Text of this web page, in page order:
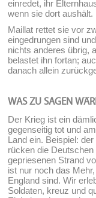
einredet, ihr
wenn sie dort aushält.
Maillat rettet sie vor
eingedrungen sind
nichts anderes übrig,
belastet ihn fortan;
danach allein
WAS ZU SAGEN
Der Krieg ist ein
gegenseitig tot und
Land ein. Beispiel:
rücken die
gepriesenen Strand
ist nur noch das
England sind. Wir
Soldaten, kreuz und